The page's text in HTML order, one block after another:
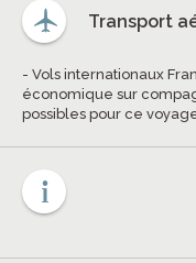
Transport
- Vols internationaux
économique sur
possibles pour ce